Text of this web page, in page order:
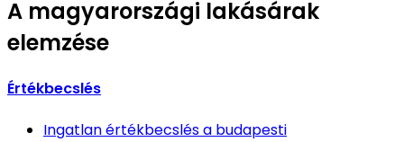
A magyarországi lakásárak
elemzése
Értékbecslés
Ingatlan értékbecslésa budapesti